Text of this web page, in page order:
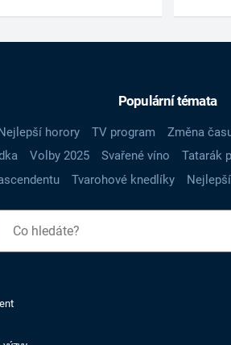
Populární témata
horory TV program Změna
Volby 2025 Svařené víno Tatarák
Tvarohové knedlíky